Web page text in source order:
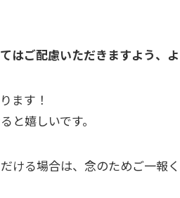
はご配慮いただきますよう、
ます！
と嬉しいです。
ける場合は、念のためご一報く